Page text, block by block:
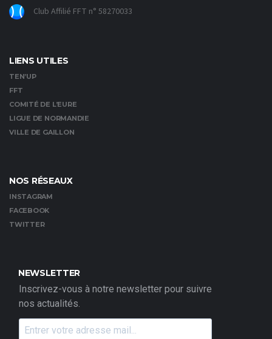
Club Affilié FFT n° 58270033
LIENS UTILES
TEN’UP
FFT
COMITÉ DE L’EURE
LIGUE DE NORMANDIE
VILLE DE GAILLON
NOS RÉSEAUX
INSTAGRAM
FACEBOOK
TWITTER
NEWSLETTER
Inscrivez-vous à notre newsletter pour suivre
nos actualités.